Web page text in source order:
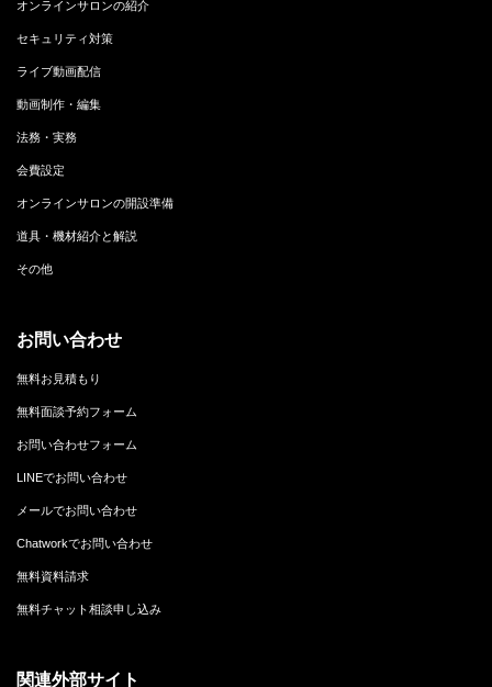
オンラインサロンの紹介
セキュリティ対策
ライブ動画配信
動画制作・編集
法務・実務
会費設定
オンラインサロンの開設準備
道具・機材紹介と解説
その他
お問い合わせ
無料お見積もり
無料面談予約フォーム
お問い合わせフォーム
LINEでお問い合わせ
メールでお問い合わせ
Chatworkでお問い合わせ
無料資料請求
無料チャット相談申し込み
関連外部サイト